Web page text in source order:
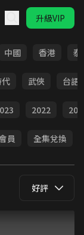
升級VIP
中國 香港 泰
武俠 台語
2022
員 全集兌換
好評